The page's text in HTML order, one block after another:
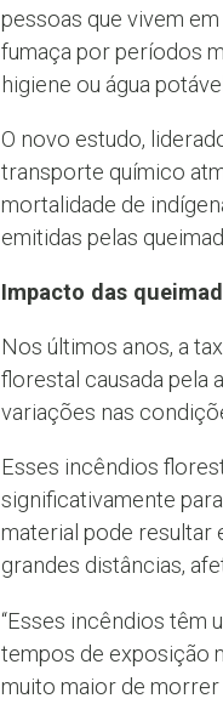
pessoas que vivem
fumaça por períodos
higiene ou água
O novo estudo,
transporte químico
mortalidade de
emitidas pelas
Impacto das
Nos últimos anos, a
florestal causada pela
variações nas
Esses incêndios
significativamente
material pode
grandes distâncias,
“Esses incêndios têm
tempos de exposição
muito maior de morrer